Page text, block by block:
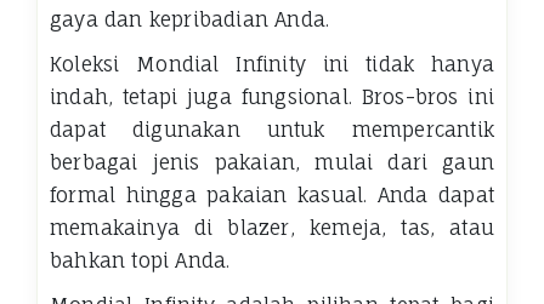
gaya dan kepribadian Anda.
Koleksi Mondial Infinity ini tidak hanya
indah, tetapi juga fungsional. Bros-bros ini
dapat digunakan untuk mempercantik
berbagai jenis pakaian, mulai dari gaun
formal hingga pakaian kasual. Anda dapat
memakainya di blazer, kemeja, tas, atau
bahkan topi Anda.